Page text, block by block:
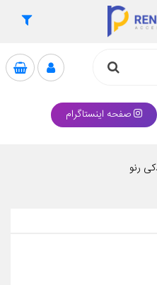
صفحه اینستاگرام
رنو